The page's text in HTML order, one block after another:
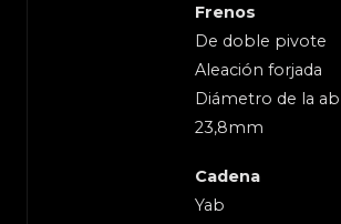
Frenos
De doble pivote
Aleación forjada
Diámetro de la
23,8mm
Cadena
Yab